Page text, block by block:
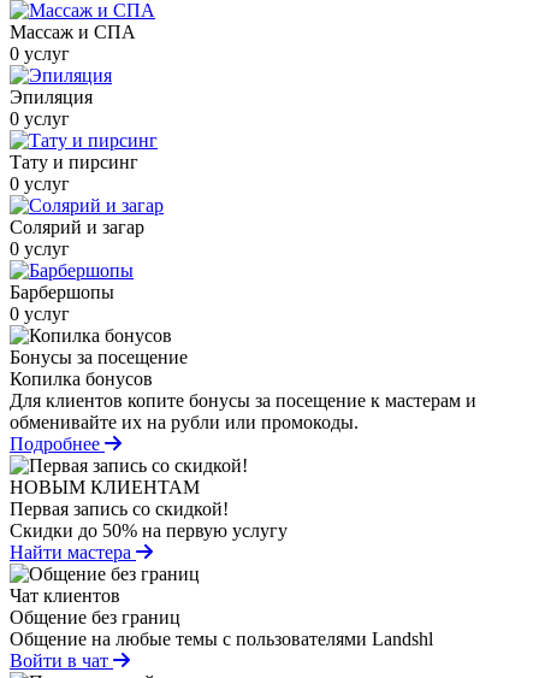
Массаж и СПА
0 услуг
Эпиляция
0 услуг
Тату и пирсинг
0 услуг
Солярий и загар
0 услуг
Барбершопы
0 услуг
Бонусы за посещение
Копилка бонусов
Для клиентов копите бонусы за посещение к мастерам и
обменивайте их на рубли или промокоды.
Подробнее
НОВЫМ КЛИЕНТАМ
Первая запись со скидкой!
Скидки до 50% на первую услугу
Найти мастера
Чат клиентов
Общение без границ
Общение на любые темы с пользователями Landshl
Войти в чат